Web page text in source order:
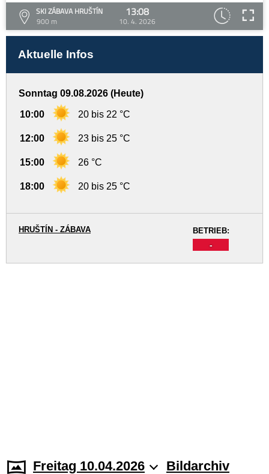
SKI ZÁBAVA HRUŠTÍN
900 m
13:08
10. 4. 2026
Aktuelle Infos
Sonntag 09.08.2026 (Heute)
10:00 20 bis 22 °C
12:00 23 bis 25 °C
15:00 26 °C
18:00 20 bis 25 °C
BETRIEB:
-
HRUŠTÍN - ZÁBAVA
Freitag 10.04.2026 Bildarchiv